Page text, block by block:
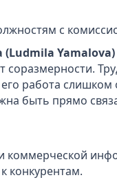
с
Yamalova)
соразмерности.
работа
быть прямо
коммерческой
конкурентам.